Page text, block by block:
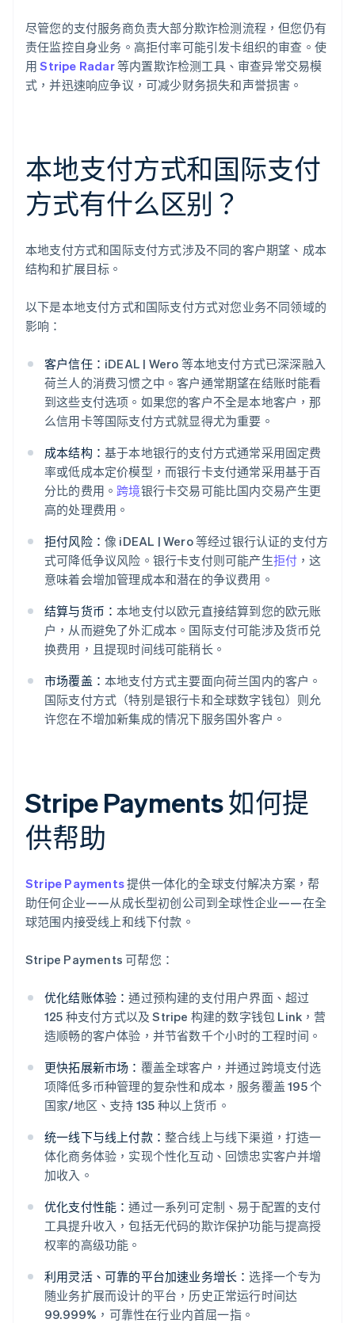
尽管您的支付服务商负责大部分欺诈检测流程，但您仍有
责任监控自身业务。高拒付率可能引发卡组织的审查。使
用Stripe Radar等内置欺诈检测工具、审查异常交易模
式，并迅速响应争议，可减少财务损失和声誉损害。
本地支付方式和国际支付
方式有什么区别？
本地支付方式和国际支付方式涉及不同的客户期望、成本
结构和扩展目标。
以下是本地支付方式和国际支付方式对您业务不同领域的
影响：
客户信任： iDEAL | Wero 等本地支付方式已深深融入
荷兰人的消费习惯之中。客户通常期望在结账时能看
到这些支付选项。如果您的客户不全是本地客户，那
么信用卡等国际支付方式就显得尤为重要。
成本结构： 基于本地银行的支付方式通常采用固定费
率或低成本定价模型，而银行卡支付通常采用基于百
分比的费用。 跨境银行卡交易可能比国内交易产生更
高的处理费用。
拒付风险： 像 iDEAL | Wero 等经过银行认证的支付方
式可降低争议风险。银行卡支付则可能产生拒付 ，这
意味着会增加管理成本和潜在的争议费用。
结算与货币：本地支付以欧元直接结算到您的欧元账
户，从而避免了外汇成本。国际支付可能涉及货币兑
换费用，且提现时间线可能稍长。
市场覆盖： 本地支付方式主要面向荷兰国内的客户。
国际支付方式（特别是银行卡和全球数字钱包）则允
许您在不增加新集成的情况下服务国外客户。
Stripe Payments 如何提
供帮助
Stripe Payments提供一体化的全球支付解决方案，帮
助任何企业——从成长型初创公司到全球性企业——在全
球范围内接受线上和线下付款。
Stripe Payments 可帮您：
优化结账体验：通过预构建的支付用户界面、超过
125 种支付方式以及 Stripe 构建的数字钱包 Link，营
造顺畅的客户体验，并节省数千个小时的工程时间。
更快拓展新市场： 覆盖全球客户，并通过跨境支付选
项降低多币种管理的复杂性和成本，服务覆盖 195 个
国家/地区、支持 135 种以上货币。
统一线下与线上付款： 整合线上与线下渠道，打造一
体化商务体验，实现个性化互动、回馈忠实客户并增
加收入。
优化支付性能：通过一系列可定制、易于配置的支付
工具提升收入，包括无代码的欺诈保护功能与提高授
权率的高级功能。
利用灵活、可靠的平台加速业务增长：选择一个专为
随业务扩展而设计的平台，历史正常运行时间达
99.999%，可靠性在行业内首屈一指。
English
爱尔兰
English
English
奥地利
Deutsch English